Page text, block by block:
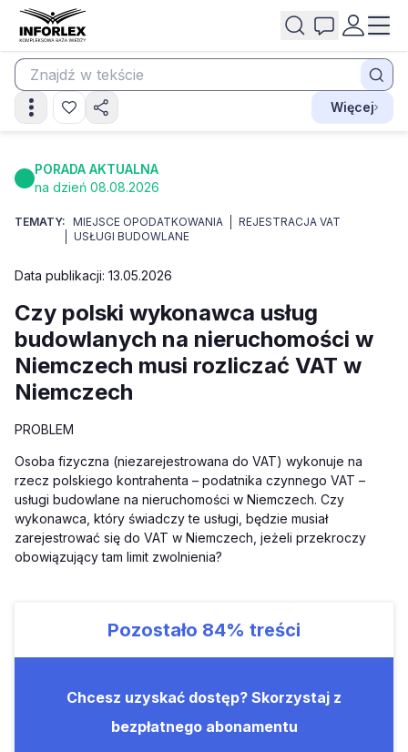
Więcej
PORADA AKTUALNA
na dzień 08.08.2026
TEMATY: MIEJSCE OPODATKOWANIA
REJESTRACJA VAT
USŁUGI BUDOWLANE
Data publikacji: 13.05.2026
Czy polski wykonawca usług
budowlanych na nieruchomości w
Niemczech musi rozliczać VAT w
Niemczech
PROBLEM
Osoba fizyczna (niezarejestrowana do VAT) wykonuje na
rzecz polskiego kontrahenta – podatnika czynnego VAT –
usługi budowlane na nieruchomości w Niemczech. Czy
wykonawca, który świadczy te usługi, będzie musiał
zarejestrować się do VAT w Niemczech, jeżeli przekroczy
obowiązujący tam limit zwolnienia?
Pozostało 84% treści
Chcesz uzyskać dostęp? Skorzystaj z
bezpłatnego abonamentu